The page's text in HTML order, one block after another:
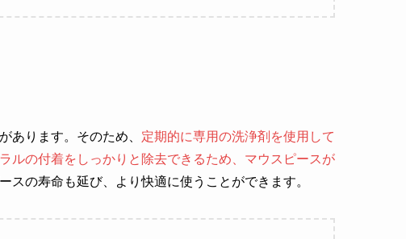
ります。そのため、 定期的に専用の洗浄剤を使用して
ルの付着をしっかりと除去できるため、マウスピースが
の寿命も延び、より快適に使うことができます。